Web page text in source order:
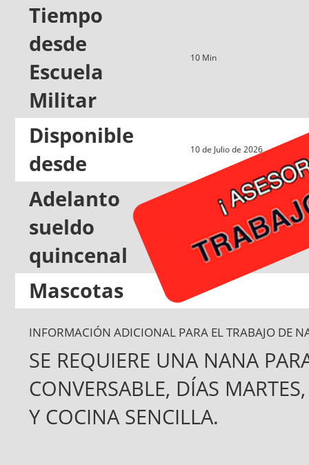
Tiempo
desde
Escuela
Militar
10 Min
Disponible
desde
10 de Julio de 2026
Adelanto
sueldo
quincenal
Mascotas
INFORMACIÓN ADICIONAL PARA EL TRABAJO DE
SE REQUIERE UNA NANA
CONVERSABLE, DÍAS
Y COCINA SENCILLA.